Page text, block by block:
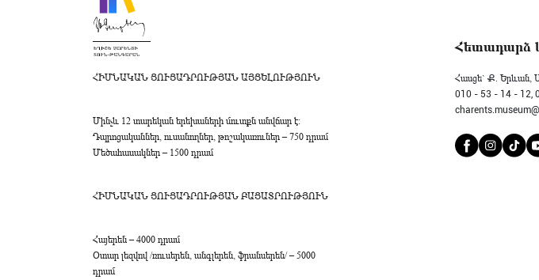
ՀԻՄՆԱԿԱՆ ՑՈՒՑԱԴՐՈՒԹՅԱՆ ԱՅՑԵԼՈՒԹՅՈՒՆ
Մինչև 12 տարեկան երեխաների մուտքն անվճար է։
Դպրոցականներ, ուսանողներ, թոշակառուներ – 750 դրամ
Մեծահասակներ – 1500 դրամ
ՀԻՄՆԱԿԱՆ ՑՈՒՑԱԴՐՈՒԹՅԱՆ ԲԱՑԱՏՐՈՒԹՅՈՒՆ
Հայերեն – 4000 դրամ
Օտար լեզվով /ռուսերեն, անգլերեն, ֆրանսերեն/ – 5000
դրամ
Հետադարձ
Հասցե` Ք. Երևան,
010 - 53 - 14 - 12,